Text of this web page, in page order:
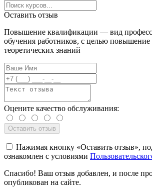
Оставить отзыв
Повышение квалификации — вид
обучения работников, с целью повышение
теоретических знаний
Оцените качество обслуживания:
Нажимая кнопку «Оставить отзыв»,
ознакомлен с условиями
Спасибо! Ваш отзыв добавлен, и после
опубликован на сайте.